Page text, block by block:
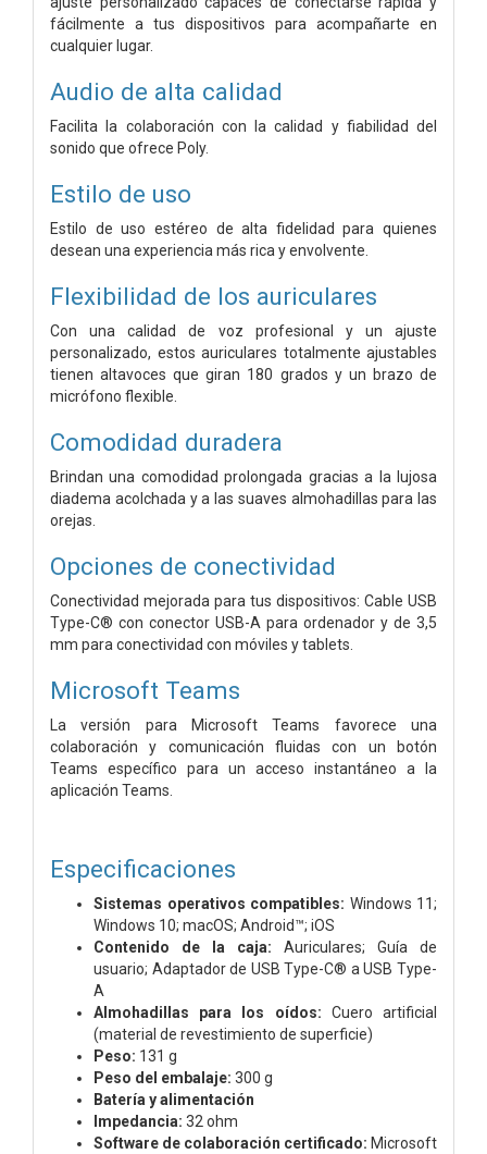
fácilmente a tus dispositivos para acompañarte en
cualquier lugar.
Audio de alta calidad
Facilita la colaboración con la calidad y fiabilidad del
sonido que ofrece Poly.
Estilo de uso
Estilo de uso estéreo de alta fidelidad para quienes
desean una experiencia más rica y envolvente.
Flexibilidad de los auriculares
Con una calidad de voz profesional y un ajuste
personalizado, estos auriculares totalmente ajustables
tienen altavoces que giran 180 grados y un brazo de
micrófono flexible.
Comodidad duradera
Brindan una comodidad prolongada gracias a la lujosa
diadema acolchada y a las suaves almohadillas para las
orejas.
Opciones de conectividad
Conectividad mejorada para tus dispositivos: Cable USB
Type-C® con conector USB-A para ordenador y de 3,5
mm para conectividad con móviles y tablets.
Microsoft Teams
La versión para Microsoft Teams favorece una
colaboración y comunicación fluidas con un botón
Teams específico para un acceso instantáneo a la
aplicación Teams.
Especificaciones
Sistemas operativos compatibles: Windows 11;
Windows 10; macOS; Android™; iOS
Contenido de la caja: Auriculares; Guía de
usuario; Adaptador de USB Type-C® a USB Type-
A
Almohadillas para los oídos: Cuero artificial
(material de revestimiento de superficie)
Peso: 131 g
Peso del embalaje: 300 g
Batería y alimentación
Impedancia: 32 ohm
Software de colaboración certificado: Microsoft